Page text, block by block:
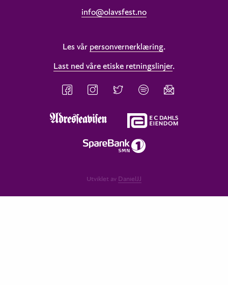
info@olavsfest.no
Les vår personvernerklæring.
Last ned våre etiske retningslinjer.
Utviklet av DanielJJ